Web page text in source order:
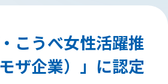
こうべ女性活躍推
ザ企業）」に認定